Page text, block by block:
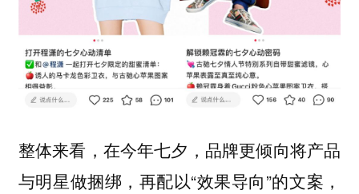
整体来看，在今年七夕，品牌更倾向将产品
与明星做捆绑，再配以“效果导向”的文案，